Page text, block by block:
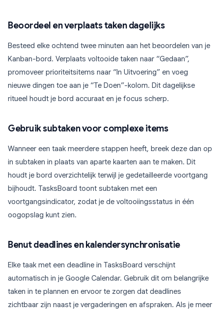
Beoordeel en verplaats taken dagelijks
Besteed elke ochtend twee minuten aan het beoordelen van je
Kanban-bord. Verplaats voltooide taken naar “Gedaan”,
promoveer prioriteitsitems naar “In Uitvoering” en voeg
nieuwe dingen toe aan je “Te Doen”-kolom. Dit dagelijkse
ritueel houdt je bord accuraat en je focus scherp.
Gebruik subtaken voor complexe items
Wanneer een taak meerdere stappen heeft, breek deze dan op
in subtaken in plaats van aparte kaarten aan te maken. Dit
houdt je bord overzichtelijk terwijl je gedetailleerde voortgang
bijhoudt. TasksBoard toont subtaken met een
voortgangsindicator, zodat je de voltooiingsstatus in één
oogopslag kunt zien.
Benut deadlines en kalendersynchronisatie
Elke taak met een deadline in TasksBoard verschijnt
automatisch in je Google Calendar. Gebruik dit om belangrijke
taken in te plannen en ervoor te zorgen dat deadlines
zichtbaar zijn naast je vergaderingen en afspraken. Als je meer